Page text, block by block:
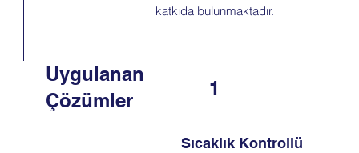
katkıda bulunmaktadır.
Uygulanan
Çözümler
1
Sıcaklık Kontrollü